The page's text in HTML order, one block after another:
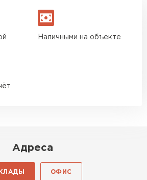
Наличными на объекте
Адреса
ОФИС